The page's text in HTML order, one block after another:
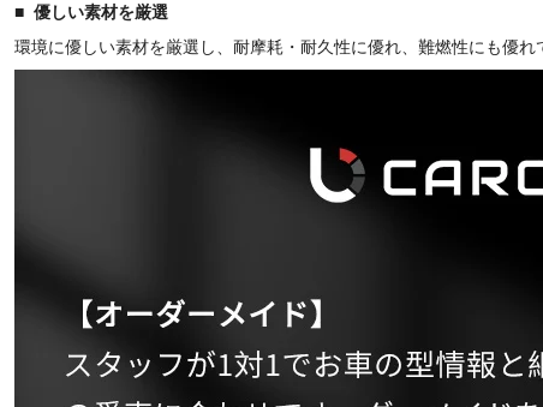
■ 優しい素材を厳選
環境に優しい素材を厳選し、耐摩耗・耐久性に優れ、難燃性にも優